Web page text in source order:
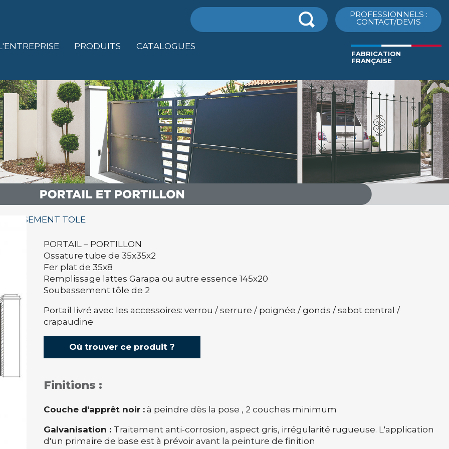
Rechercher PROFESSIONNELS :
CONTACT/DEVIS
PRODUITS CATALOGUES
FABRICATION
FRANÇAISE
TOLE
PORTAIL – PORTILLON
Ossature tube de 35x35x2
Fer plat de 35x8
Remplissage lattes Garapa ou autre essence 145x20
Soubassement tôle de 2
Portail livré avec les accessoires: verrou / serrure / poignée / gonds / sabot central /
crapaudine
Où trouver ce produit ?
Finitions :
Couche d'apprêt noir : à peindre dès la pose , 2 couches minimum
Galvanisation : Traitement anti-corrosion, aspect gris, irrégularité rugueuse. L'application
d'un primaire de base est à prévoir avant la peinture de finition